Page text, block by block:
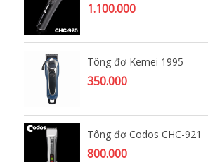
1.100.000
Tông đơ Kemei 1995
350.000
Tông đơ Codos CHC-921
800.000